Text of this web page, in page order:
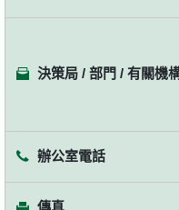
決策局 / 部門 / 有關機
辦公室電話
傳真